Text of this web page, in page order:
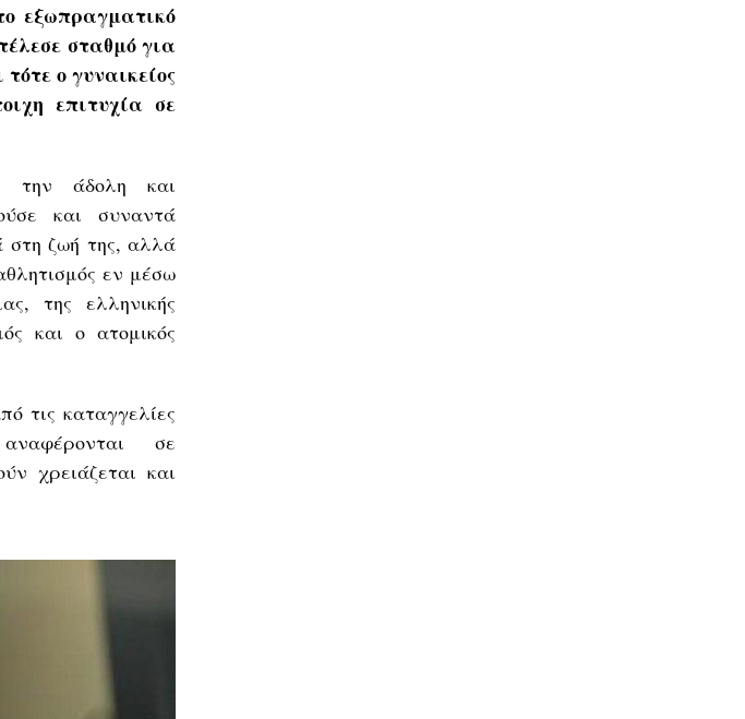
εξωπραγματικό
σταθμό για
ο γυναικείος
επιτυχία σε
την άδολη και
και συναντά
στη ζωή της, αλλά
εν μέσω
της ελληνικής
και ο ατομικός
τις καταγγελίες
σε
χρειάζεται και